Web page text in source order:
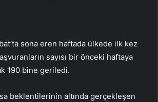
sona eren haftada ülkede ilk kez
sayısı bir önceki haftaya
190 bine geriledi.
beklentilerinin altında gerçekleşen